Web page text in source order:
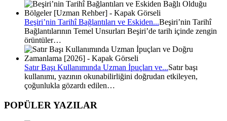
Beşiri’nin Tarihî Bağlantıları ve Eskiden...Beşiri’nin Tarihî
Bağlantılarının Temel Unsurları Beşiri’de tarih içinde zengin
örüntüler…
Satır Başı Kullanımında Uzman İpuçları ve...Satır başı
kullanımı, yazının okunabilirliğini doğrudan etkileyen,
çoğunlukla gözardı edilen…
POPÜLER YAZILAR